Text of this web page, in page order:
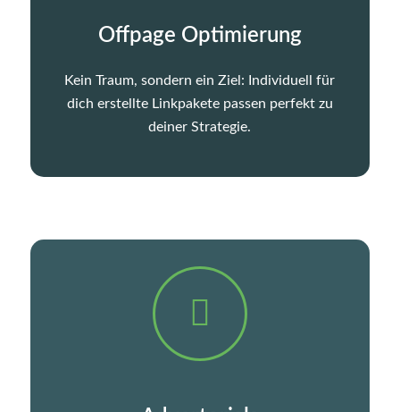
Offpage Optimierung
Kein Traum, sondern ein Ziel: Individuell für
dich erstellte Linkpakete passen perfekt zu
deiner Strategie.